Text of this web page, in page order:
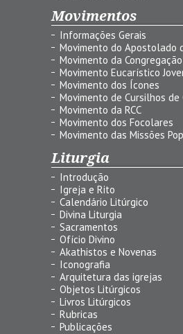
Movimentos
Informações Gerais
Movimento do Apostolado
Movimento da
Movimento Eucarístico
Movimento dos Ícones
Movimento de Cursilhos de
Movimento da RCC
Movimento dos Focolares
Movimento das Missões
Liturgia
Introdução
Igreja e Rito
Calendário Litúrgico
Divina Liturgia
Sacramentos
Ofício Divino
Akathistos e Novenas
Iconografia
Arquitetura das igrejas
Objetos Litúrgicos
Livros Litúrgicos
Rubricas
Publicações